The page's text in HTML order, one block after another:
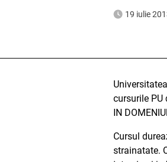
19 iulie
cursurile
IN
Cursul
strainatate.